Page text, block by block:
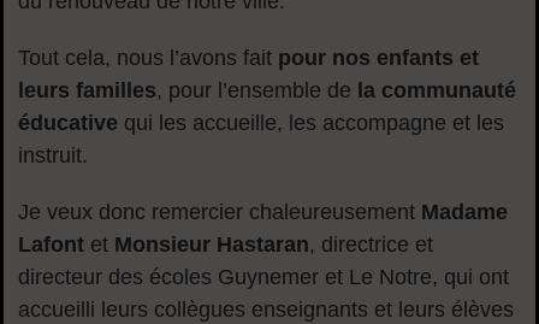
Tout cela, nous l’avons fait pour nos enfants et
leurs familles, pour l’ensemble de la communauté
éducative qui les accueille, les accompagne et les
instruit.
Je veux donc remercier chaleureusement Madame
Lafont et Monsieur Hastaran, directrice et
directeur des écoles Guynemer et Le Notre, qui ont
accueilli leurs collègues enseignants et leurs élèves